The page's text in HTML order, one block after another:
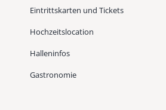
Eintrittskarten und Tickets
Hochzeitslocation
Halleninfos
Gastronomie